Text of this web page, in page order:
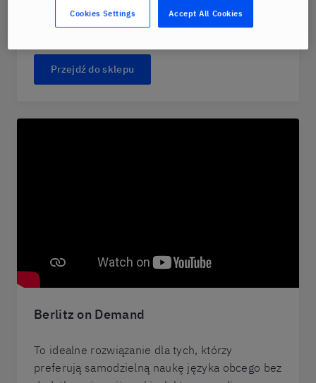
w praktyce, z doświadczonym lektorem,
podczas 25-minutowych sesji na żywo.
Przejdź do sklepu
Berlitz on Demand
To idealne rozwiązanie dla tych, którzy
preferują samodzielną naukę języka obcego bez
Accept All Cookies
Cookies Settings